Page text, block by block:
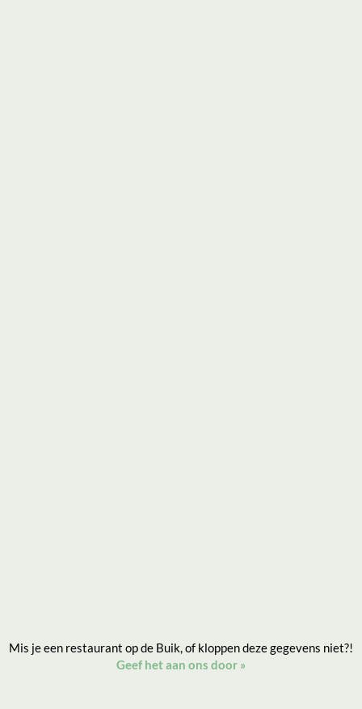
Mis je een restaurant op de Buik, of kloppen deze gegevens niet?!
Geef het aan ons door »